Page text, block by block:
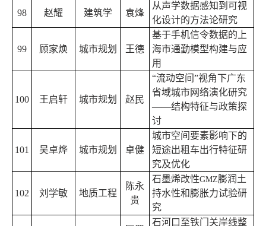
98 赵耀 建筑学 袁烽
从声学数据感知到可视
化设计的方法论研究
99 顾家焕 城市规划 王德
基于手机信令数据的上
海市通勤模型构建与应
用
100 王启轩 城市规划 赵民
“流动空间”视角下广东
省域城市网络演化研究
——结构特征与政策探
讨
101 吴卓烨 城市规划 卓健
城市空间要素影响下的
短途出租车出行特征研
究及优化
102 刘学敏 地质工程
陈永
贵
石墨烯改性GMZ膨润土
持水性和膨胀力试验研
究
石河口至铁门关岸线整